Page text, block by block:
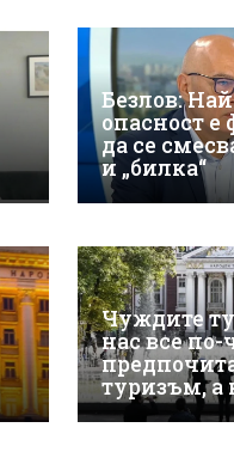
Безлов:
опасност е
да се
и „билка“
Чуждите
нас все по-
туризъм, а